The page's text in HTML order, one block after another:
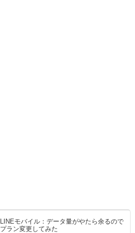
LINEモバイル：データ量がやたら余るので
プラン変更してみた